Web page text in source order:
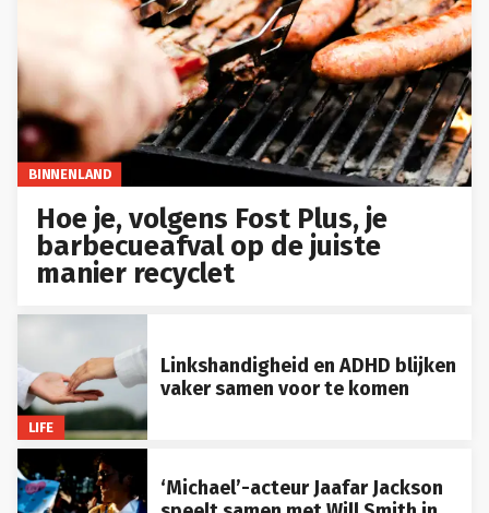
BINNENLAND
Hoe je, volgens Fost Plus, je
barbecueafval op de juiste
manier recyclet
LIFE
Linkshandigheid en ADHD blijken
vaker samen voor te komen
‘Michael’-acteur Jaafar Jackson